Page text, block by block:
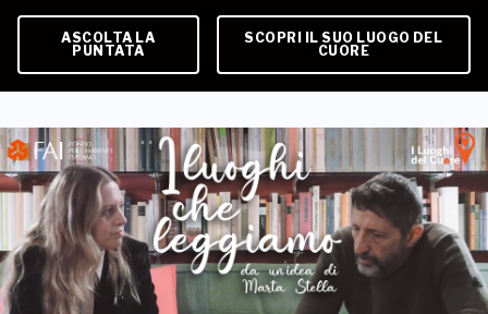
ASCOLTA LA
PUNTATA
SCOPRI IL SUO LUOGO DEL
CUORE